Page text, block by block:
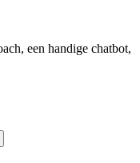
een handige chatbot,